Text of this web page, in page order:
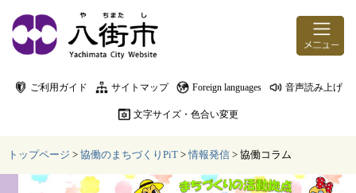
ご利用ガイド サイトマップ Foreign languages 音声読み上げ
文字サイズ・色合い変更
トップページ > 協働のまちづくりPiT >情報発信 > 協働コラム